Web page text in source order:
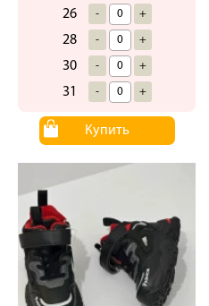
26 - +
28 - +
30 - +
31 - +
Купить